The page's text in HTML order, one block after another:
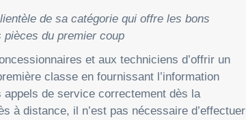
de sa catégorie qui offre les bons
du premier coup
et aux techniciens d’offrir un
classe en fournissant l’information
de service correctement dès la
à distance, il n’est pas nécessaire d’effectuer